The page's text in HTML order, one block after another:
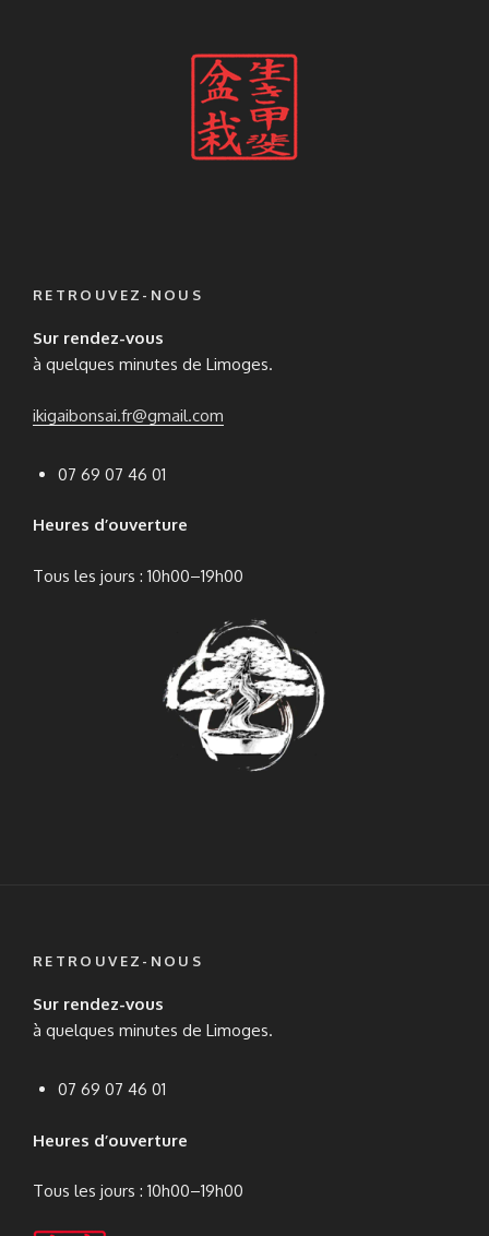
RETROUVEZ-NOUS
Sur rendez-vous
à quelques minutes de Limoges.
ikigaibonsai.fr@gmail.com
07 69 07 46 01
Heures d’ouverture
Tous les jours : 10h00–19h00
RETROUVEZ-NOUS
Sur rendez-vous
à quelques minutes de Limoges.
07 69 07 46 01
Heures d’ouverture
Tous les jours : 10h00–19h00